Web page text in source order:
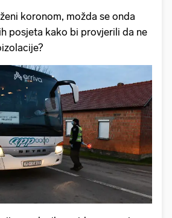
koronom, možda se onda
posjeta kako bi provjerili da ne